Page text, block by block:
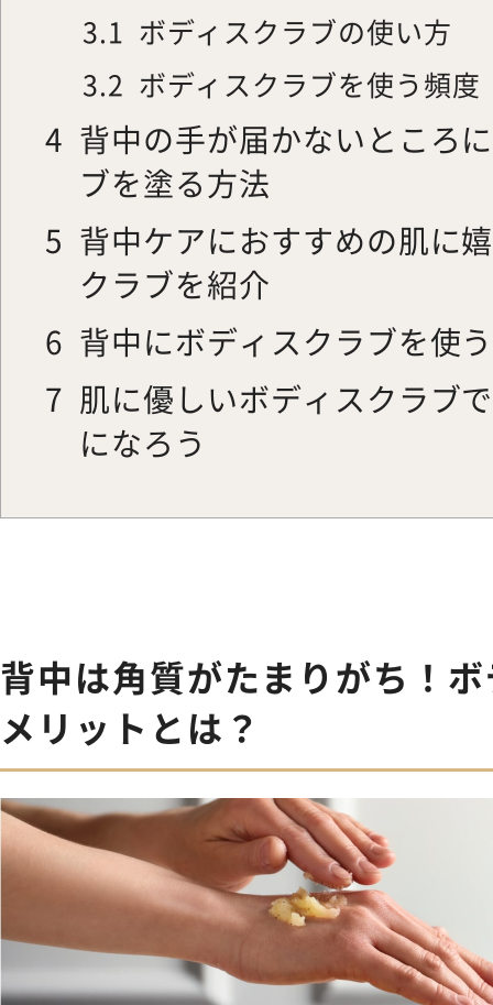
3.1 ボディスクラブの使い方
3.2 ボディスクラブを使う頻度
4 背中の手が届かないところ
ブを塗る方法
5 背中ケアにおすすめの肌に
クラブを紹介
6 背中にボディスクラブを使
7 肌に優しいボディスクラブ
になろう
背中は角質がたまりがち！
メリットとは？